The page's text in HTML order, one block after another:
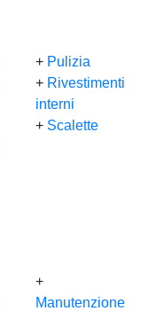
+ Pulizia
+ Rivestimenti
interni
+ Scalette
+
Manutenzione